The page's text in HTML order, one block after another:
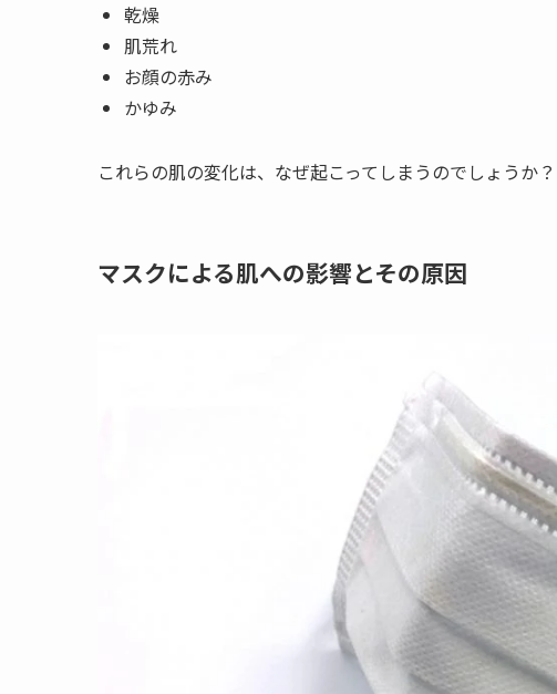
乾燥
肌荒れ
お顔の赤み
かゆみ
これらの肌の変化は、なぜ起こってしまうのでしょうか？
マスクによる肌への影響とその原因